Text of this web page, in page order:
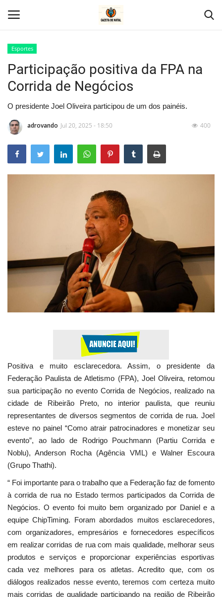
Home
Geral
Politica
Saúde
Expediente - Equipe de Jornalismo
Galeria
Esportes
Participação positiva da FPA na
Corrida de Negócios
O presidente Joel Oliveira participou de um dos painéis.
adrovando Jul 20, 2025 - 18:50 400
Positiva e muito esclarecedora. Assim, o presidente da
Federação Paulista de Atletismo (FPA), Joel Oliveira, retomou
sua participação no evento Corrida de Negócios, realizado na
cidade de Ribeirão Preto, no interior paulista, que reuniu
representantes de diversos segmentos de corrida de rua. Joel
esteve no painel “Como atrair patrocinadores e monetizar seu
evento”, ao lado de Rodrigo Pouchmann (Partiu Corrida e
Noblu), Anderson Rocha (Agência VML) e Walner Escoura
(Grupo Thathi).
“ Foi importante para o trabalho que a Federação faz de fomento
à corrida de rua no Estado termos participados da Corrida de
Negócios. O evento foi muito bem organizado por Daniel e a
equipe ChipTiming. Foram abordados muitos esclarecedores,
com organizadores, empresários e fornecedores específicos
em realizar corridas de rua com mais qualidade, melhorar seus
produtos e serviços e proporcionar experiências esportivas
cada vez melhores para os atletas. Acredito que, com os
diálogos realizados nesse evento, teremos com certeza muito
mais corridas de qualidade participando na região de Ribeirão